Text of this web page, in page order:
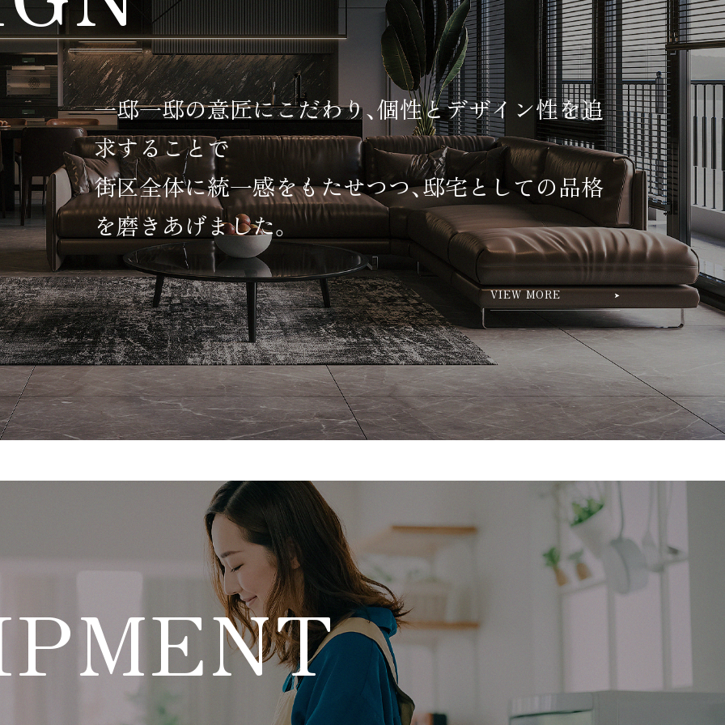
一邸一邸の意匠にこだわり、個性とデザイン性を追
求することで
街区全体に統一感をもたせつつ、邸宅としての品格
を磨きあげました。
VIEW MORE